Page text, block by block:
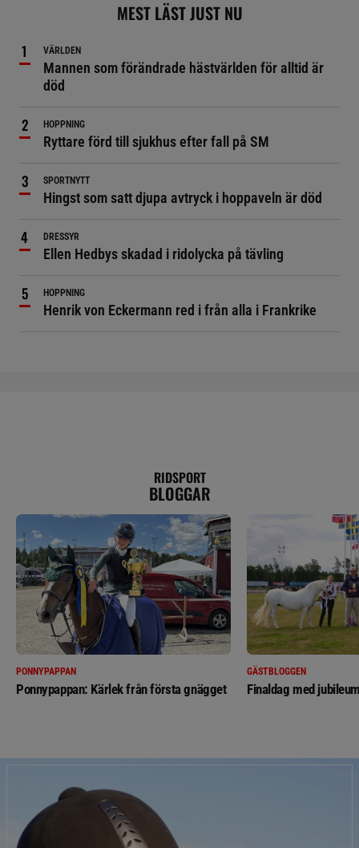
MEST LÄST JUST NU
VÄRLDEN
Mannen som förändrade hästvärlden för alltid är
död
HOPPNING
Ryttare förd till sjukhus efter fall på SM
SPORTNYTT
Hingst som satt djupa avtryck i hoppaveln är död
DRESSYR
Ellen Hedbys skadad i ridolycka på tävling
HOPPNING
Henrik von Eckermann red i från alla i Frankrike
RIDSPORT
BLOGGAR
PONNYPAPPAN
Ponnypappan: Kärlek från första gnägget
GÄSTBLOGGEN
Finaldag med